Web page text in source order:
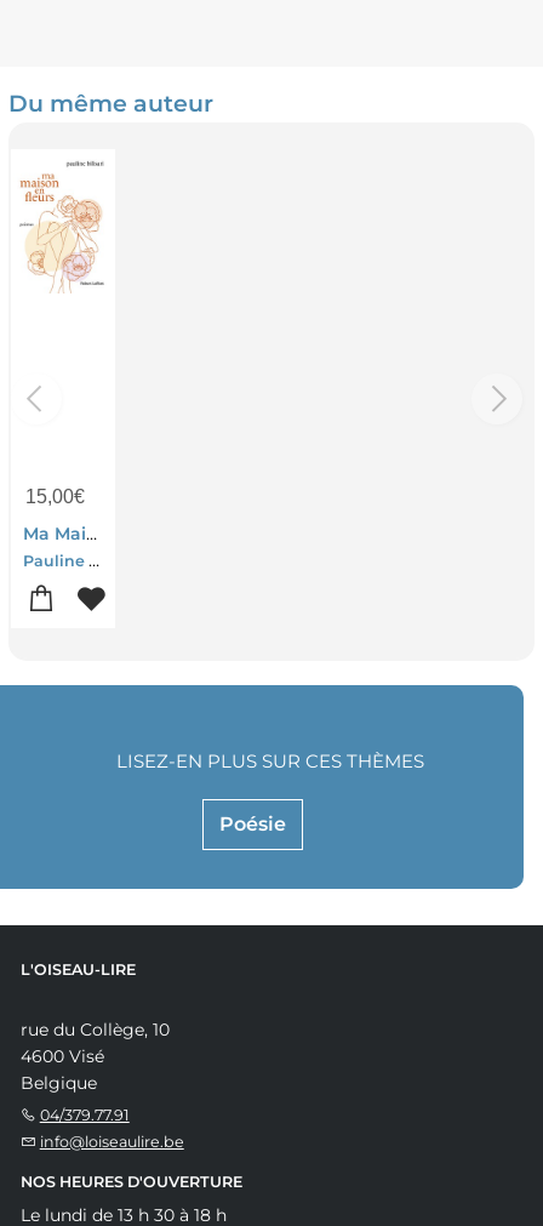
Du même auteur
15,00€
Ma Maison En Fleurs
Pauline Bilisari-Camille Bilisari
Poésie
LISEZ-EN PLUS SUR CES THÈMES
L'OISEAU-LIRE
rue du Collège, 10
4600 Visé
Belgique
04/379.77.91
info@loiseaulire.be
NOS HEURES D'OUVERTURE
Le lundi de 13 h 30 à 18 h